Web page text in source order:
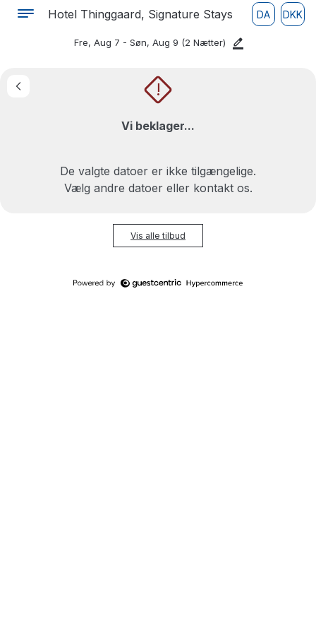
Hotel Thinggaard, Signature Stays DA DKK
Fre, Aug 7 - Søn, Aug 9 (2 Nætter)
!
Vi beklager...
De valgte datoer er ikke tilgængelige.
Vælg andre datoer eller kontakt os.
Vis alle tilbud